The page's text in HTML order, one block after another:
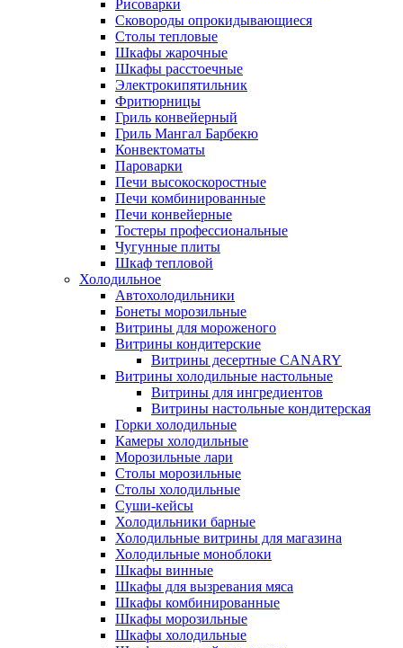
Рисоварки
Сковороды опрокидывающиеся
Столы тепловые
Шкафы жарочные
Шкафы расстоечные
Электрокипятильник
Фритюрницы
Гриль конвейерный
Гриль Мангал Барбекю
Конвектоматы
Пароварки
Печи высокоскоростные
Печи комбинированные
Печи конвейерные
Тостеры профессиональные
Чугунные плиты
Шкаф тепловой
Холодильное
Автохолодильники
Бонеты морозильные
Витрины для мороженого
Витрины кондитерские
Витрины десертные CANARY
Витрины холодильные настольные
Витрины для ингредиентов
Витрины настольные кондитерская
Горки холодильные
Камеры холодильные
Морозильные лари
Столы морозильные
Столы холодильные
Суши-кейсы
Холодильники барные
Холодильные витрины для магазина
Холодильные моноблоки
Шкафы винные
Шкафы для вызревания мяса
Шкафы комбинированные
Шкафы морозильные
Шкафы холодильные